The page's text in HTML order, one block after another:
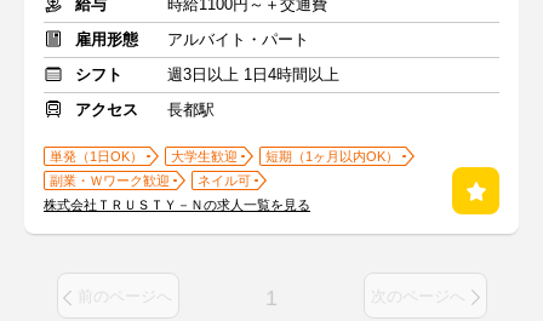
給与
時給1100円～＋交通費
雇用形態
アルバイト・パート
シフト
週3日以上 1日4時間以上
アクセス
長都駅
単発（1日OK） 大学生歓迎
短期（1ヶ月以内OK）
副業・Ｗワーク歓迎
ネイル可
株式会社ＴＲＵＳＴＹ－Ｎの求人一覧を見る
前のページへ 1 次のページへ